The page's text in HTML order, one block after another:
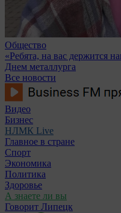
Общество
«Ребята, на вас держится
Днем металлурга
Все новости
Видео
Бизнес
НЛМК Live
Главное в стране
Спорт
Экономика
Политика
Здоровье
А знаете ли вы
Говорит Липецк